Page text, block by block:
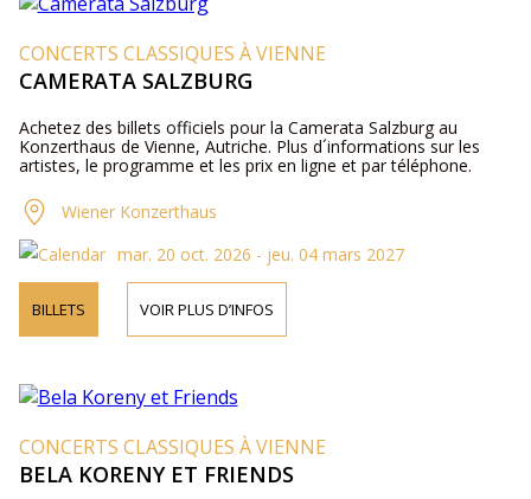
CONCERTS CLASSIQUES À VIENNE
CAMERATA SALZBURG
Achetez des billets officiels pour la Camerata Salzburg au
Konzerthaus de Vienne, Autriche. Plus d´informations sur les
artistes, le programme et les prix en ligne et par téléphone.
Wiener Konzerthaus
mar. 20 oct. 2026 - jeu. 04 mars 2027
BILLETS VOIR PLUS D’INFOS
CONCERTS CLASSIQUES À VIENNE
BELA KORENY ET FRIENDS